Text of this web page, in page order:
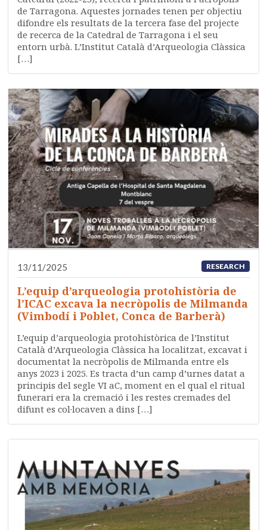
de Tarragona. Aquestes jornades tenen per objectiu
difondre els resultats de la tercera fase del projecte
de recerca de la Catedral de Tarragona i el seu
entorn urbà. L’Institut Català d’Arqueologia Clàssica
[…]
13/11/2025 RESEARCH
L’equip d’arqueologia protohistòria de
l’ICAC excava la necròpolis de Milmanda
(Vimbodí i Poblet, Conca de Barberà)
L’equip d’arqueologia protohistòrica de l’Institut
Català d’Arqueologia Clàssica ha localitzat, excavat i
documentat la necròpolis de Milmanda entre els
anys 2023 i 2025. Es tracta d’un camp d’urnes datat a
principis del segle VI aC, moment en el qual el ritual
funerari era la cremació i les restes cremades del
difunt es col·locaven a dins […]